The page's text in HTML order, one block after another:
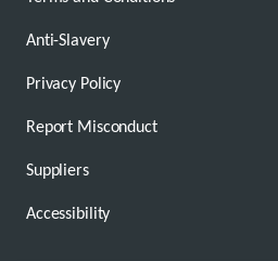
Anti-Slavery
Privacy Policy
Report Misconduct
Suppliers
Accessibility